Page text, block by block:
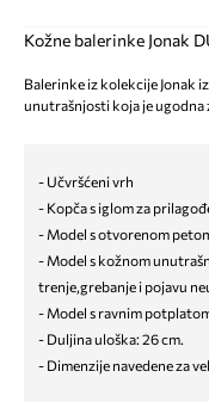
Kožne balerinke Jonak
Balerinke iz kolekcije Jonak
unutrašnjosti koja je ugodna
- Učvršćeni vrh
- Kopča s iglom za
- Model s otvorenom
- Model s kožnom
trenje,grebanje i pojavu
- Model s ravnim
- Duljina uloška: 26 cm.
- Dimenzije navedene za